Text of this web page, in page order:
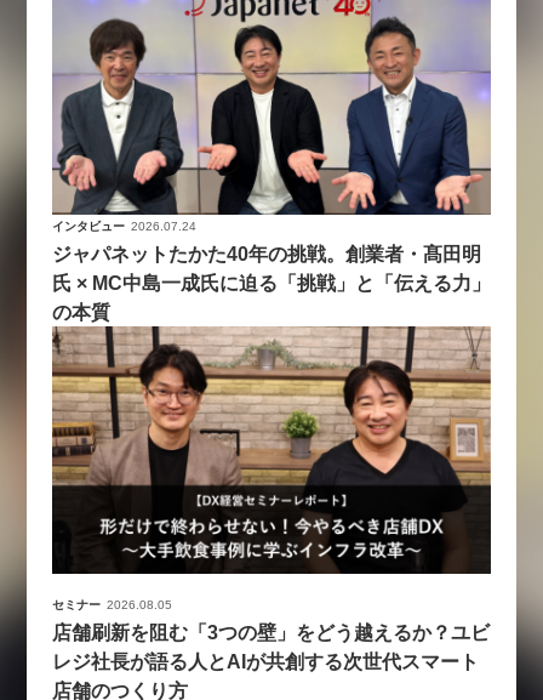
インタビュー 2026.07.24
ジャパネットたかた40年の挑戦。創業者・髙田明
氏 × MC中島一成氏に迫る「挑戦」と「伝える力」
の本質
セミナー 2026.08.05
店舗刷新を阻む「3つの壁」をどう越えるか？ユビ
レジ社長が語る人とAIが共創する次世代スマート
店舗のつくり方